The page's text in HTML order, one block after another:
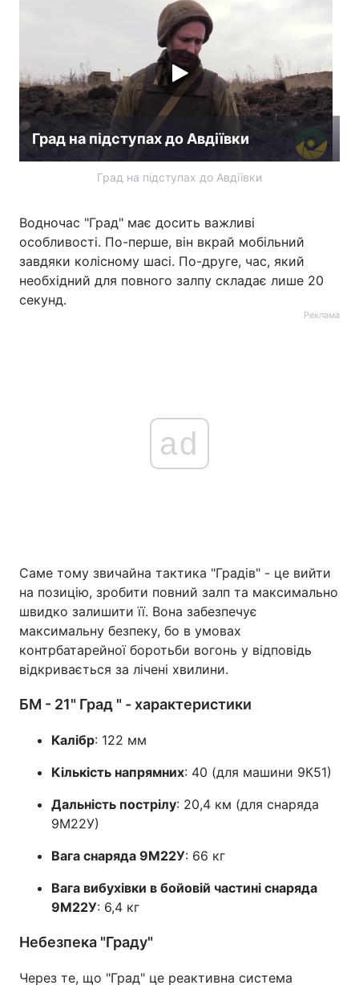
Град на підступах до Авдіївки
Град на підступах до Авдіївки
Водночас "Град" має досить важливі
особливості. По-перше, він вкрай мобільний
завдяки колісному шасі. По-друге, час, який
необхідний для повного залпу складає лише 20
секунд.
Реклама
ad
Саме тому звичайна тактика "Градів" - це вийти
на позицію, зробити повний залп та максимально
швидко залишити її. Вона забезпечує
максимальну безпеку, бо в умовах
контрбатарейної боротьби вогонь у відповідь
відкривається за лічені хвилини.
БМ - 21" Град " - характеристики
Калібр: 122 мм
Кількість напрямних: 40 (для машини 9К51)
Дальність пострілу: 20,4 км (для снаряда
9М22У)
Вага снаряда 9М22У: 66 кг
Вага вибухівки в бойовій частині снаряда
9М22У: 6,4 кг
Небезпека "Граду"
Через те, що "Град" це реактивна система